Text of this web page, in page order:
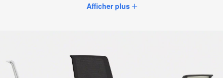
Afficher plus